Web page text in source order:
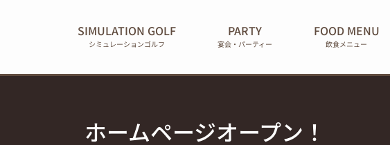
SIMULATION GOLF
シミュレーションゴルフ
PARTY
宴会・パーティー
FOOD MENU
飲食メニュー
ホームページオープン！